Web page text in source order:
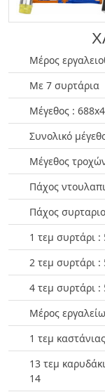
Μέρος
Με 7 συρτάρια
Μέγεθος :
Συνολικό
Μέγεθος
Πάχος
Πάχος
1 τεμ συρτάρι
2 τεμ συρτάρι
4 τεμ συρτάρι
Μέρος
1 τεμ
13 τεμ
14